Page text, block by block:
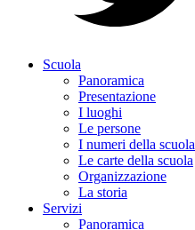
Scuola
Panoramica
Presentazione
I luoghi
Le persone
I numeri della scuola
Le carte della scuola
Organizzazione
La storia
Servizi
Panoramica